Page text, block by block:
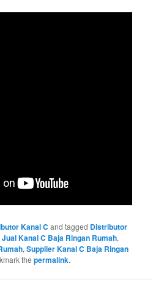
Kanal C and tagged Distributor
Jual Kanal C Baja Ringan Rumah,
,Supplier Kanal C Baja Ringan
thepermalink.